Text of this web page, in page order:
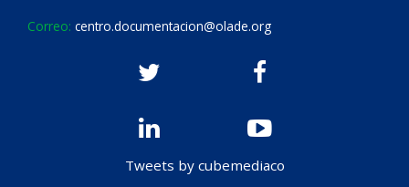
Correo: centro.documentacion@olade.org
Tweets by cubemediaco